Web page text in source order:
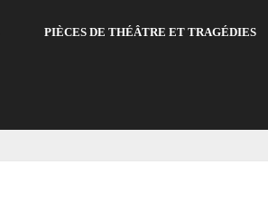
PIÈCES DE THÉÂTRE ET TRAGÉDIES